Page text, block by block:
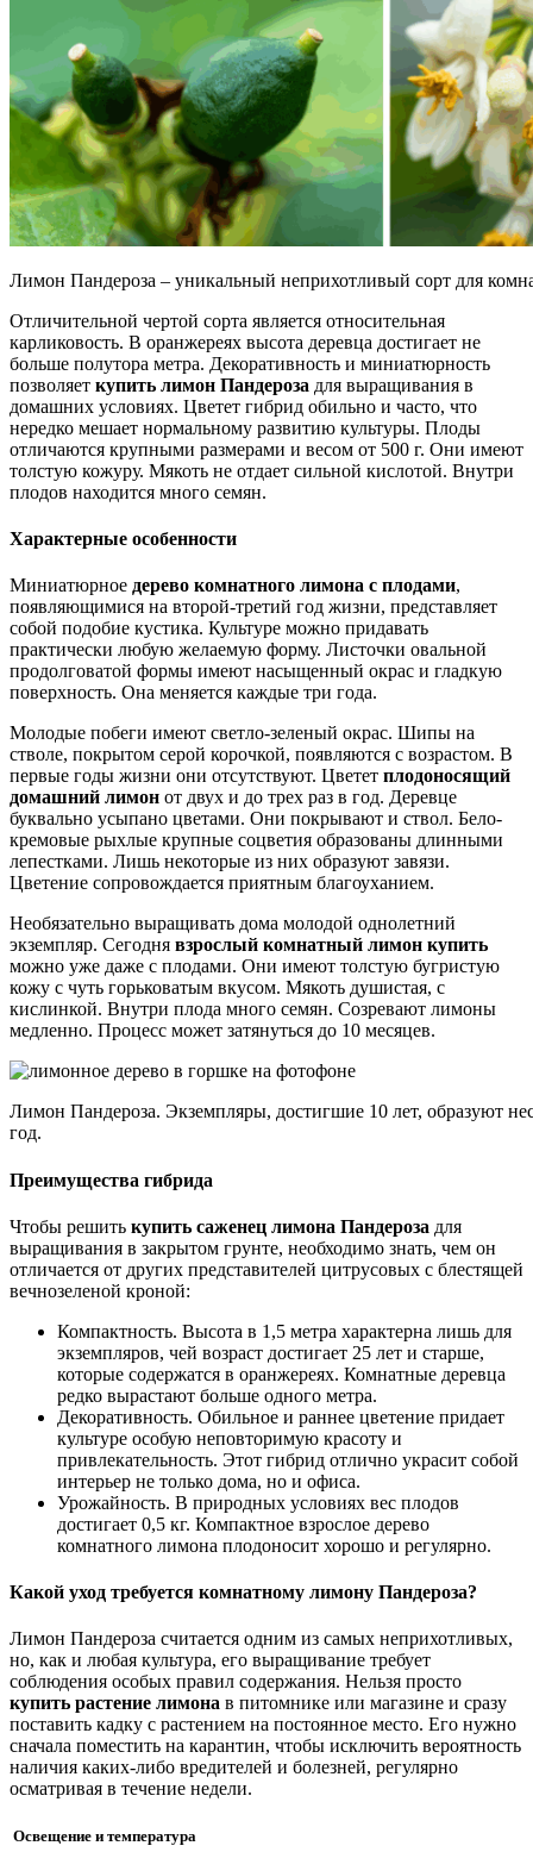
Лимон Пандероза – уникальный неприхотливый сорт для
Отличительной чертой сорта является относительная
карликовость. В оранжереях высота деревца достигает не
больше полутора метра. Декоративность и миниатюрность
позволяет купить лимон Пандероза для выращивания в
домашних условиях. Цветет гибрид обильно и часто, что
нередко мешает нормальному развитию культуры. Плоды
отличаются крупными размерами и весом от 500 г. Они имеют
толстую кожуру. Мякоть не отдает сильной кислотой. Внутри
плодов находится много семян.
Характерные особенности
Миниатюрное дерево комнатного лимона с плодами,
появляющимися на второй-третий год жизни, представляет
собой подобие кустика. Культуре можно придавать
практически любую желаемую форму. Листочки овальной
продолговатой формы имеют насыщенный окрас и гладкую
поверхность. Она меняется каждые три года.
Молодые побеги имеют светло-зеленый окрас. Шипы на
стволе, покрытом серой корочкой, появляются с возрастом. В
первые годы жизни они отсутствуют. Цветет плодоносящий
домашний лимон от двух и до трех раз в год. Деревце
буквально усыпано цветами. Они покрывают и ствол. Бело-
кремовые рыхлые крупные соцветия образованы длинными
лепестками. Лишь некоторые из них образуют завязи.
Цветение сопровождается приятным благоуханием.
Необязательно выращивать дома молодой однолетний
экземпляр. Сегодня взрослый комнатный лимон купить
можно уже даже с плодами. Они имеют толстую бугристую
кожу с чуть горьковатым вкусом. Мякоть душистая, с
кислинкой. Внутри плода много семян. Созревают лимоны
медленно. Процесс может затянуться до 10 месяцев.
Лимон Пандероза. Экземпляры, достигшие 10 лет, образуют
год.
Преимущества гибрида
Чтобы решить купить саженец лимона Пандероза для
выращивания в закрытом грунте, необходимо знать, чем он
отличается от других представителей цитрусовых с блестящей
вечнозеленой кроной:
Компактность. Высота в 1,5 метра характерна лишь для
экземпляров, чей возраст достигает 25 лет и старше,
которые содержатся в оранжереях. Комнатные деревца
редко вырастают больше одного метра.
Декоративность. Обильное и раннее цветение придает
культуре особую неповторимую красоту и
привлекательность. Этот гибрид отлично украсит собой
интерьер не только дома, но и офиса.
Урожайность. В природных условиях вес плодов
достигает 0,5 кг. Компактное взрослое дерево
комнатного лимона плодоносит хорошо и регулярно.
Какой уход требуется комнатному лимону Пандероза?
Лимон Пандероза считается одним из самых неприхотливых,
но, как и любая культура, его выращивание требует
соблюдения особых правил содержания. Нельзя просто
купить растение лимона в питомнике или магазине и сразу
поставить кадку с растением на постоянное место. Его нужно
сначала поместить на карантин, чтобы исключить вероятность
наличия каких-либо вредителей и болезней, регулярно
осматривая в течение недели.
Освещение и температура